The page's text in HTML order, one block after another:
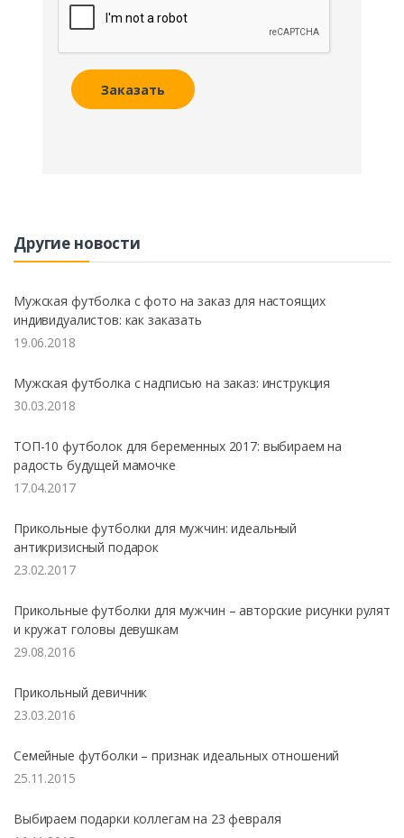
Заказать
Другие новости
Мужская футболка с фото на заказ для настоящих
индивидуалистов: как заказать
19.06.2018
Мужская футболка с надписью на заказ: инструкция
30.03.2018
ТОП-10 футболок для беременных 2017: выбираем на
радость будущей мамочке
17.04.2017
Прикольные футболки для мужчин: идеальный
антикризисный подарок
23.02.2017
Прикольные футболки для мужчин – авторские рисунки рулят
и кружат головы девушкам
29.08.2016
Прикольный девичник
23.03.2016
Семейные футболки – признак идеальных отношений
25.11.2015
Выбираем подарки коллегам на 23 февраля